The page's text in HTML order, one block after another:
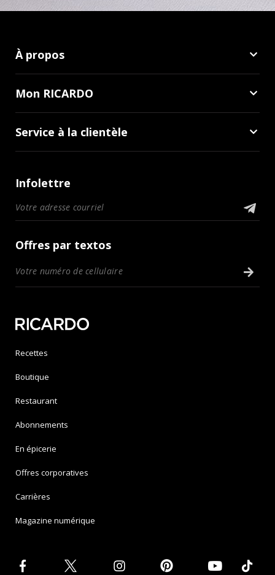
À propos
Mon RICARDO
Service à la clientèle
Infolettre
Offres par textos
Recettes
Boutique
Restaurant
Abonnements
En épicerie
Offres corporatives
Carrières
Magazine numérique